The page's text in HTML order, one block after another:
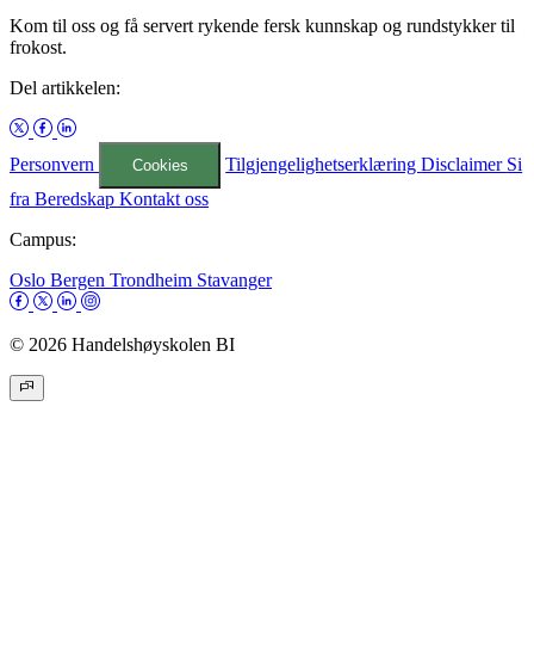
Kom til oss og få servert rykende fersk kunnskap og rundstykker til
frokost.
Del artikkelen:
Personvern Cookies TilgjengelighetserklæringDisclaimer Si
fra Beredskap Kontakt oss
Campus:
Oslo Bergen Trondheim Stavanger
© 2026 Handelshøyskolen BI